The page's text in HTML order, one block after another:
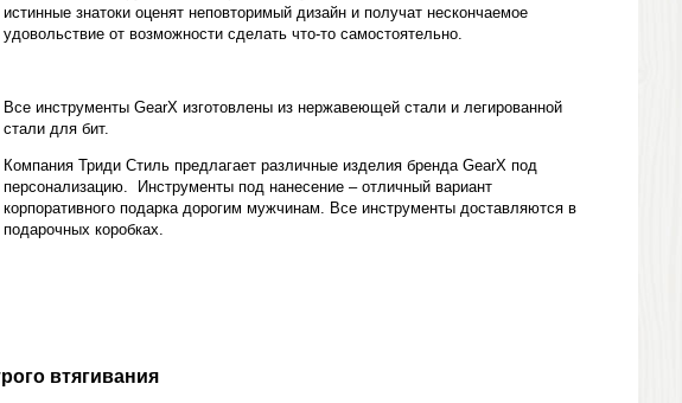
истинные знатоки оценят неповторимый дизайн и получат нескончаемое
удовольствие от возможности сделать что-то самостоятельно.
Все инструменты GearX изготовлены из нержавеющей стали и легированной
стали для бит.
Компания Триди Стиль предлагает различные изделия бренда GearX под
персонализацию. Инструменты под нанесение – отличный вариант
корпоративного подарка дорогим мужчинам. Все инструменты доставляются в
подарочных коробках.
втягивания